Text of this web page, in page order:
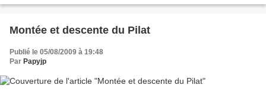
Montée et descente du Pilat
Publié le 05/08/2009 à 19:48
Par Papyjp